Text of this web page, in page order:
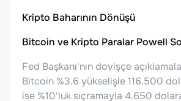
Kripto Baharının Dönüşü
Bitcoin ve Kripto Paralar Powell
Fed Başkanı'nın dovişçe
Bitcoin %3.6 yükselişle 116.500
ise %10'luk sıçramayla 4.650